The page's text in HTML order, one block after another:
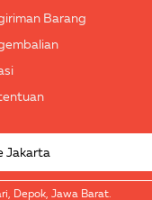
Barang
Depok, Jawa Barat.